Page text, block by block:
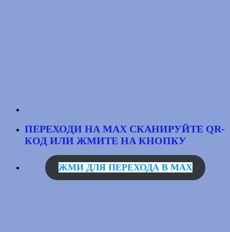
ПЕРЕХОДИ НА MAX СКАНИРУЙТЕ QR-
КОД ИЛИ ЖМИТЕ НА КНОПКУ
ЖМИ ДЛЯ ПЕРЕХОДА В MAX